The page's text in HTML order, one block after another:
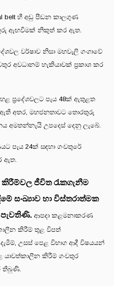
belt හී අඩු පීඩන කාලගුණ
ඇඟවීමක් නිකුත් කර ඇත.
වර්ෂාව නිසා මහවැලි ගංගාවේ
අවධානම් හැකියාවක් ප්‍රකාශ කර
ප්‍රදේශවලට පැය 48ක් ඇතුළත
අතර, මහජනතාවට තොරතුරු
අමතන්නැයි උපදෙස් දෙනු ලැබේ.
පැය 24ක් සඳහා ගංවතුරේ
ඇත.
ජීවිත රැකගැනීම
සංඛ්‍යාව හා විස්තරාත්මක
ආපදා කළමනාකරණ
කිරීම් තුළ විපත්
උසස් පෙළ විභාග ආදී විෂයයන්
කිරීම් ගංවතුර